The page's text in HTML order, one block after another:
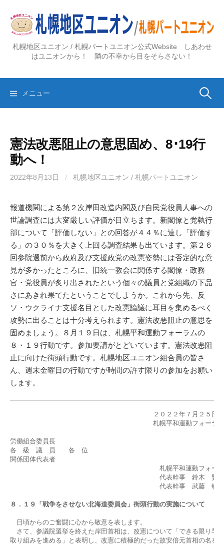
ス
札幌地区ユニオン / 札幌パートユニオン公式Website しあわせ
はユニオンから！ 隣の不幸から目をそらさない！
メニュー 検
憲法改悪阻止の意思固め、8･19行
動へ！
2022年8月13日 / 札幌地区ユニオン / 札幌パートユニオン
報道機関による第２次岸田改造内閣及び自民党役員人事への
世論調査には大変厳しい評価が目立ちます。新閣僚と党執行
部について「評価しない」との回答が４４％に達し「評価す
る」の３０％を大きく上回る調査結果も出ています。第２６
回参院選前から政府及び支援政党の改憲姿勢には否定的な意
見が多かったところに、旧統一教会に関係する閣僚・政務
官・党役員が炙り出されたという個々の議員と党組織の下品
さにあきれ果てたということでしようか。これから先、反
ソ・ウクライナ支援名目とした改憲論議に耳目を集めるべく
攻勢に出ることは十分考えられます。憲法改悪阻止の意思を
固めましょう。８月１９日は、札幌平和運動フォーラムの
８・１９行動です。参加要請がとどいています。憲法改悪阻
止に向けた街頭行動です。札幌地区ユニオン組合員の皆さ
ん、週末金曜日の行動ですが時間の許す限りの参加をお願い
します。
２０２２年７月２５日
札幌平和運動フォーラム発第
労働組合委員長
各　級　議　員　　各　位
関係団体代表者
札幌平和運動フォーラ
代表幹事　鈴木　賢一
代表幹事　武藤　敏史
８．１９ 「戦争をさせない北海道委員会」街頭行動の実施について
日頃からのご奮闘に心から敬意を表します。
さて、参議院選挙を終えた岸田首相は、改憲について「できる限り早
取り組みを進める」と表明し、改憲に積極的だった故安倍元首相の名を